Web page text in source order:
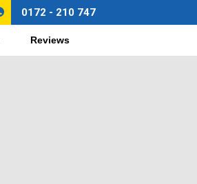
Reviews
0172 - 210 747